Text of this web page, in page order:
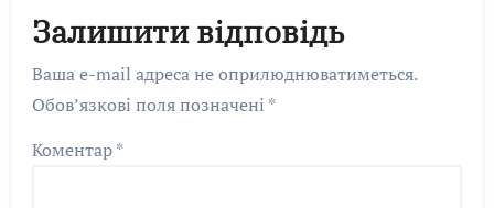
Залишити відповідь
Ваша e-mail адреса не оприлюднюватиметься.
Обов’язкові поля позначені *
Коментар*